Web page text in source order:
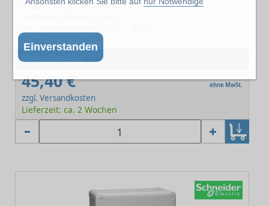
Einverstanden
Hauptschalter im Gehäuse VBF VBF1GE
Artikel-Nr.: SE-1500707
Mehr Details
45,40 € ohne MwSt.
zzgl. Versandkosten
Lieferzeit: ca. 2 Wochen